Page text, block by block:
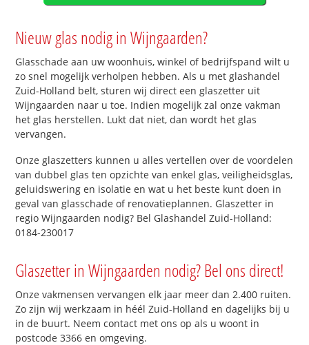
Nieuw glas nodig in Wijngaarden?
Glasschade aan uw woonhuis, winkel of bedrijfspand wilt u
zo snel mogelijk verholpen hebben. Als u met glashandel
Zuid-Holland belt, sturen wij direct een glaszetter uit
Wijngaarden naar u toe. Indien mogelijk zal onze vakman
het glas herstellen. Lukt dat niet, dan wordt het glas
vervangen.
Onze glaszetters kunnen u alles vertellen over de voordelen
van dubbel glas ten opzichte van enkel glas, veiligheidsglas,
geluidswering en isolatie en wat u het beste kunt doen in
geval van glasschade of renovatieplannen. Glaszetter in
regio Wijngaarden nodig? Bel Glashandel Zuid-Holland:
0184-230017
Glaszetter in Wijngaarden nodig? Bel ons direct!
Onze vakmensen vervangen elk jaar meer dan 2.400 ruiten.
Zo zijn wij werkzaam in héél Zuid-Holland en dagelijks bij u
in de buurt. Neem contact met ons op als u woont in
postcode 3366 en omgeving.